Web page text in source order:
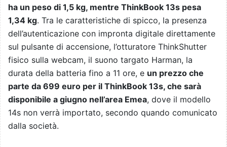
ha un peso di 1,5 kg, mentre ThinkBook 13s pesa
1,34 kg. Tra le caratteristiche di spicco, la presenza
dell’autenticazione con impronta digitale direttamente
sul pulsante di accensione, l’otturatore ThinkShutter
fisico sulla webcam, il suono targato Harman, la
durata della batteria fino a 11 ore, e un prezzo che
parte da 699 euro per il ThinkBook 13s, che sarà
disponibile a giugno nell’area Emea, dove il modello
14s non verrà importato, secondo quando comunicato
dalla società.